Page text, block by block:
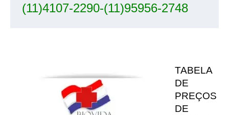
(11)4107-2290-(11)95956-2748
TABELA
DE
PREÇOS
DE